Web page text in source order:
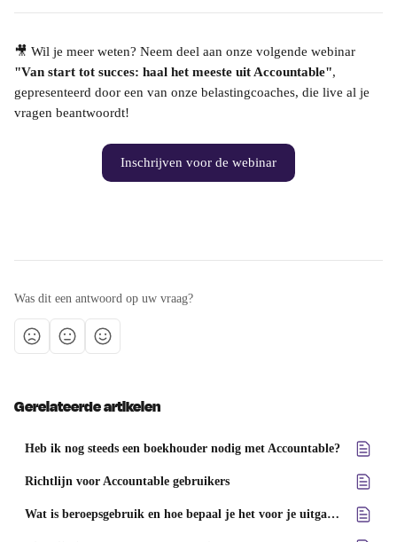
🎥 Wil je meer weten? Neem deel aan onze volgende webinar
"Van start tot succes: haal het meeste uit Accountable",
gepresenteerd door een van onze belastingcoaches, die live al je
vragen beantwoordt!
Inschrijven voor de webinar
Was dit een antwoord op uw vraag?
Gerelateerde artikelen
Heb ik nog steeds een boekhouder nodig met Accountable?
Richtlijn voor Accountable gebruikers
Wat is beroepsgebruik en hoe bepaal je het voor je uitgaven?